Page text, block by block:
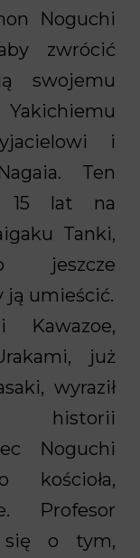
Noguchi
zwrócić
swojemu
i
Ten
15 lat na
Tanki,
jeszcze
ją umieścić.
już
wyraził
historii
Noguchi
Profesor
się o tym,